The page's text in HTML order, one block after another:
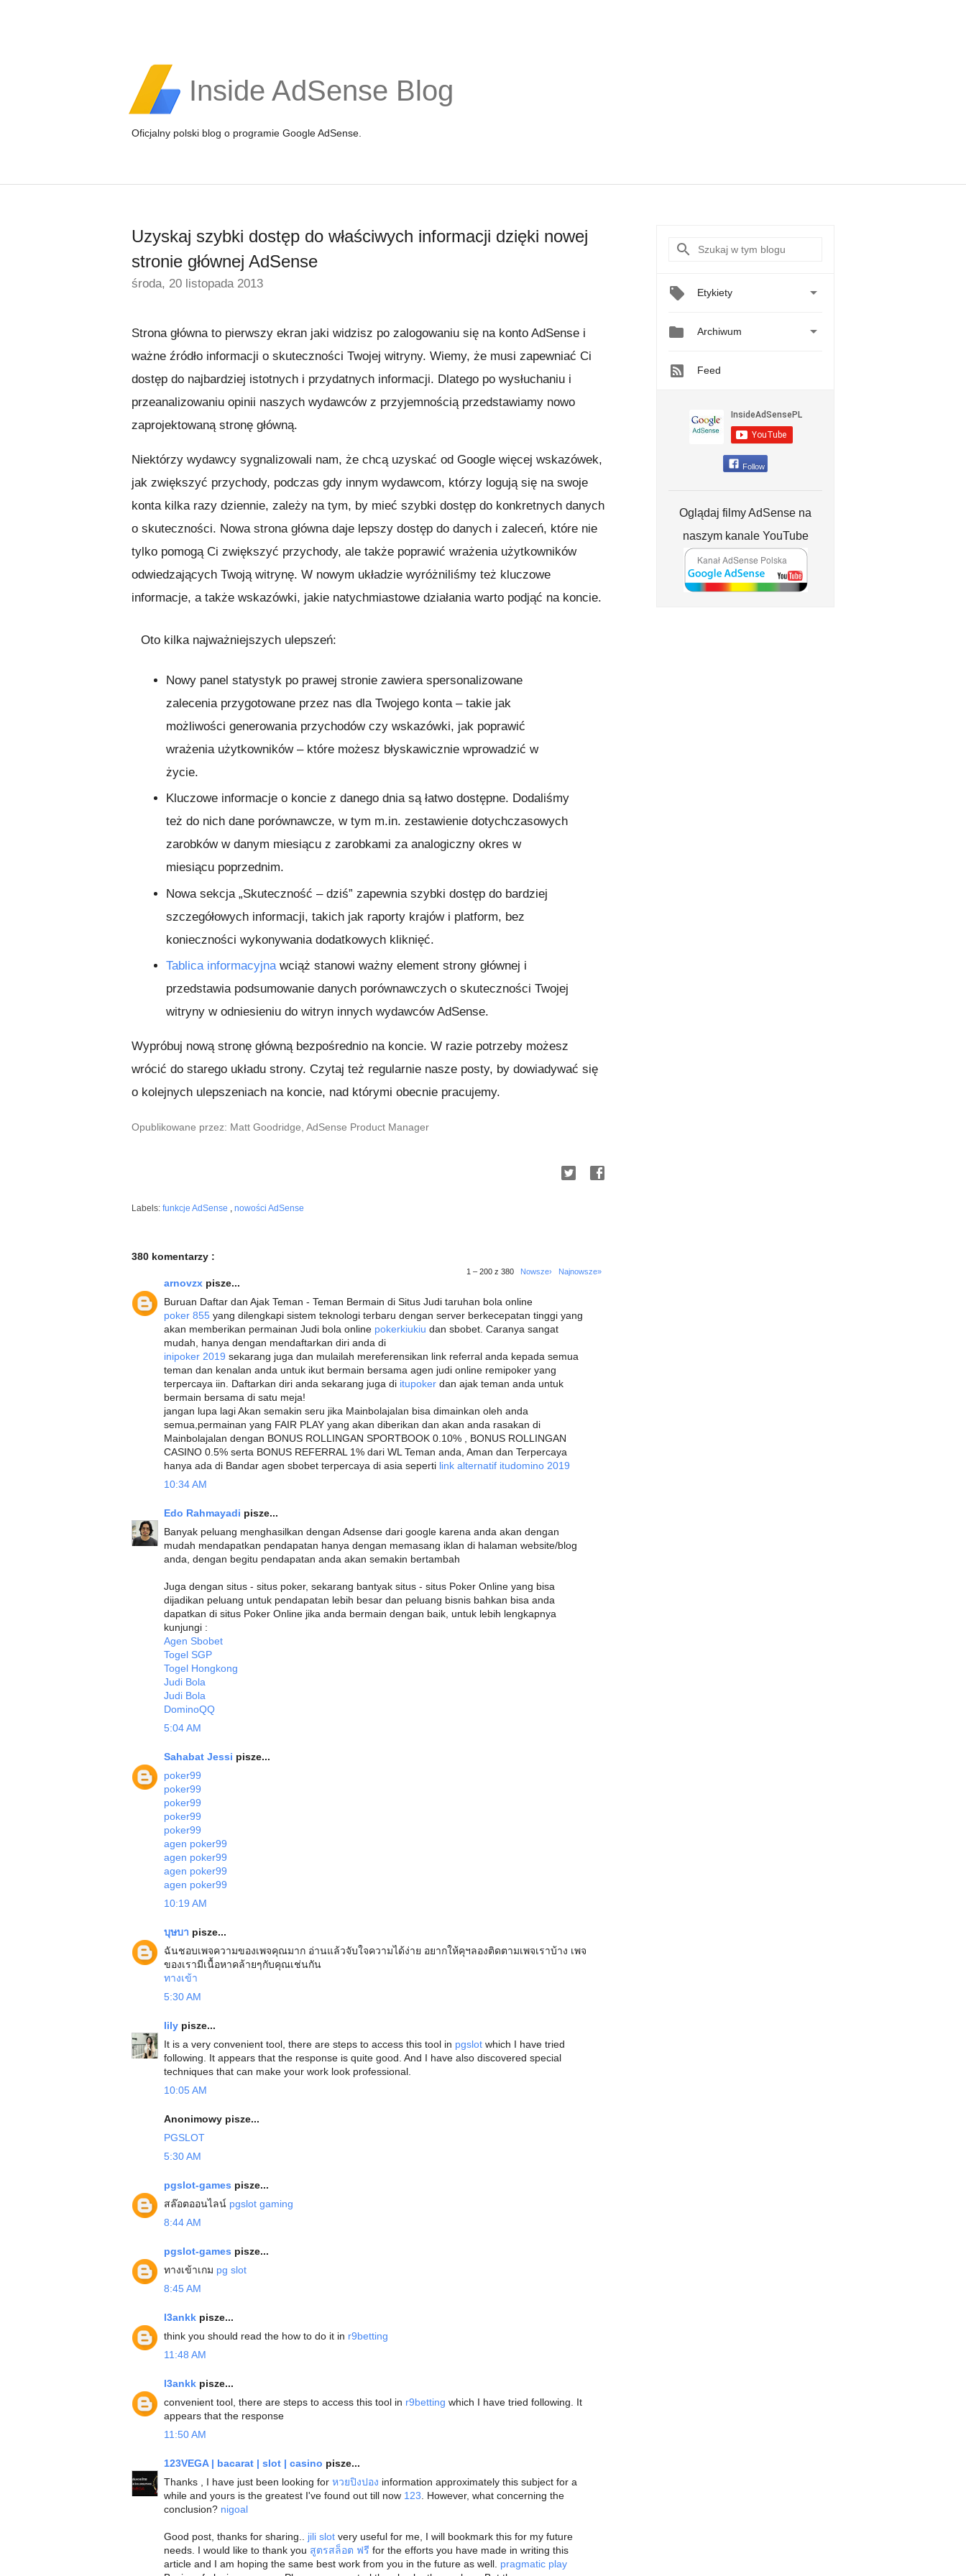
Inside AdSense Blog
Oficjalny polski blog o programie Google AdSense.
Uzyskaj szybki dostęp do właściwych informacji dzięki nowej
stronie głównej AdSense
środa, 20 listopada 2013
Strona główna to pierwszy ekran jaki widzisz po zalogowaniu się na konto AdSense i
ważne źródło informacji o skuteczności Twojej witryny. Wiemy, że musi zapewniać Ci
dostęp do najbardziej istotnych i przydatnych informacji. Dlatego po wysłuchaniu i
przeanalizowaniu opinii naszych wydawców z przyjemnością przedstawiamy nowo
zaprojektowaną stronę główną.
Niektórzy wydawcy sygnalizowali nam, że chcą uzyskać od Google więcej wskazówek,
jak zwiększyć przychody, podczas gdy innym wydawcom, którzy logują się na swoje
konta kilka razy dziennie, zależy na tym, by mieć szybki dostęp do konkretnych danych
o skuteczności. Nowa strona główna daje lepszy dostęp do danych i zaleceń, które nie
tylko pomogą Ci zwiększyć przychody, ale także poprawić wrażenia użytkowników
odwiedzających Twoją witrynę. W nowym układzie wyróżniliśmy też kluczowe
informacje, a także wskazówki, jakie natychmiastowe działania warto podjąć na koncie.
Oto kilka najważniejszych ulepszeń:
Nowy panel statystyk po prawej stronie zawiera spersonalizowane
zalecenia przygotowane przez nas dla Twojego konta – takie jak
możliwości generowania przychodów czy wskazówki, jak poprawić
wrażenia użytkowników – które możesz błyskawicznie wprowadzić w
życie.
Kluczowe informacje o koncie z danego dnia są łatwo dostępne. Dodaliśmy
też do nich dane porównawcze, w tym m.in. zestawienie dotychczasowych
zarobków w danym miesiącu z zarobkami za analogiczny okres w
miesiącu poprzednim.
Nowa sekcja „Skuteczność – dziś” zapewnia szybki dostęp do bardziej
szczegółowych informacji, takich jak raporty krajów i platform, bez
konieczności wykonywania dodatkowych kliknięć.
Tablica informacyjna wciąż stanowi ważny element strony głównej i
przedstawia podsumowanie danych porównawczych o skuteczności Twojej
witryny w odniesieniu do witryn innych wydawców AdSense.
Wypróbuj nową stronę główną bezpośrednio na koncie. W razie potrzeby możesz
wrócić do starego układu strony. Czytaj też regularnie nasze posty, by dowiadywać się
o kolejnych ulepszeniach na koncie, nad którymi obecnie pracujemy.
Opublikowane przez: Matt Goodridge, AdSense Product Manager
Labels: funkcje AdSense nowości AdSense
380 komentarzy :
1 – 200 z 380 Nowsze› Najnowsze»
arnovzx pisze...
Buruan Daftar dan Ajak Teman - Teman Bermain di Situs Judi taruhan bola online
poker 855 yang dilengkapi sistem teknologi terbaru dengan server berkecepatan tinggi yang
akan memberikan permainan Judi bola online pokerkiukiu dan sbobet. Caranya sangat
mudah, hanya dengan mendaftarkan diri anda di
inipoker 2019 sekarang juga dan mulailah mereferensikan link referral anda kepada semua
teman dan kenalan anda untuk ikut bermain bersama agen judi online remipoker yang
terpercaya iin. Daftarkan diri anda sekarang juga di itupoker dan ajak teman anda untuk
bermain bersama di satu meja!
jangan lupa lagi Akan semakin seru jika Mainbolajalan bisa dimainkan oleh anda
semua,permainan yang FAIR PLAY yang akan diberikan dan akan anda rasakan di
Mainbolajalan dengan BONUS ROLLINGAN SPORTBOOK 0.10% , BONUS ROLLINGAN
CASINO 0.5% serta BONUS REFERRAL 1% dari WL Teman anda, Aman dan Terpercaya
hanya ada di Bandar agen sbobet terpercaya di asia seperti link alternatif itudomino 2019
10:34 AM
Edo Rahmayadi pisze...
Banyak peluang menghasilkan dengan Adsense dari google karena anda akan dengan
mudah mendapatkan pendapatan hanya dengan memasang iklan di halaman website/blog
anda, dengan begitu pendapatan anda akan semakin bertambah
Juga dengan situs - situs poker, sekarang bantyak situs - situs Poker Online yang bisa
dijadikan peluang untuk pendapatan lebih besar dan peluang bisnis bahkan bisa anda
dapatkan di situs Poker Online jika anda bermain dengan baik, untuk lebih lengkapnya
kunjungi :
Agen Sbobet
Togel SGP
Togel Hongkong
Judi Bola
Judi Bola
DominoQQ
5:04 AM
Sahabat Jessi pisze...
poker99
poker99
poker99
poker99
poker99
agen poker99
agen poker99
agen poker99
agen poker99
10:19 AM
บุษบา pisze...
ฉันชอบเพจความของเพจคุณมาก อ่านแล้วจับใจความได้ง่าย อยากให้คุฯลองติดตามเพจเราบ้าง เพจ
ของเรามีเนื้อหาคล้ายๆกับคุณเช่นกัน
ทางเข้า
5:30 AM
lily pisze...
It is a very convenient tool, there are steps to access this tool in pgslot which I have tried
following. It appears that the response is quite good. And I have also discovered special
techniques that can make your work look professional.
10:05 AM
Anonimowy pisze...
PGSLOT
5:30 AM
pgslot-games pisze...
สล๊อตออนไลน์ pgslot gaming
8:44 AM
pgslot-games pisze...
ทางเข้าเกม pg slot
8:45 AM
l3ankk pisze...
think you should read the how to do it in r9betting
11:48 AM
l3ankk pisze...
convenient tool, there are steps to access this tool in r9betting which I have tried following. It
appears that the response
11:50 AM
123VEGA | bacarat | slot | casino pisze...
Thanks , I have just been looking for หวยปิงปอง information approximately this subject for a
while and yours is the greatest I've found out till now 123 . However, what concerning the
conclusion? nigoal
Good post, thanks for sharing.. jili slot very useful for me, I will bookmark this for my future
needs. I would like to thank you สูตรสล็อต ฟรี for the efforts you have made in writing this
article and I am hoping the same best work from you in the future as well. pragmatic play
Etykiety 
 Archiwum 
Feed
Follow
Oglądaj filmy AdSense na
naszym kanale YouTube